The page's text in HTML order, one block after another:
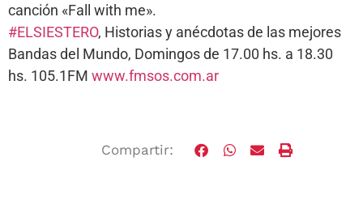
canción «Fall with me».
#ELSIESTERO, Historias y anécdotas de las mejores
Bandas del Mundo, Domingos de 17.00 hs. a 18.30
hs. 105.1FM www.fmsos.com.ar
Compartir: